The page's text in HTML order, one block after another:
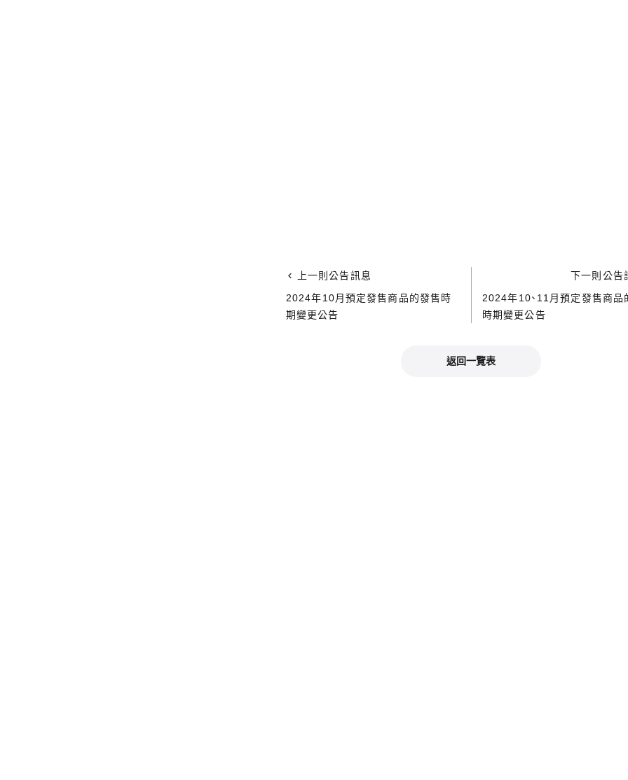
上一則公告訊息
2024年10月預定發售商品的發售時
期變更公告
下一則公告
2024年10、11月預定發售商品
時期變更公告
返回一覽表